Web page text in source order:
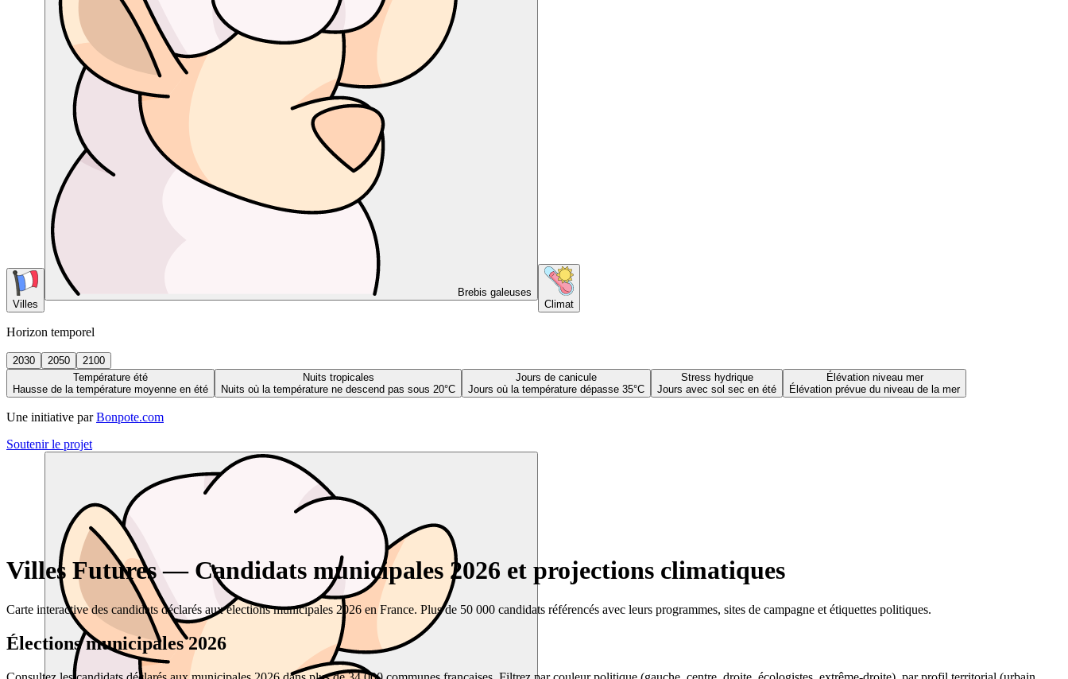
Villes
Brebis galeuses
Climat
Horizon temporel
2030 2050
2100
Température été
Hausse de la température moyenne en été
Nuits tropicales
Nuits où la température ne descend pas sous 20°C
Jours de canicule
Jours où la température dépasse 35°C
Stress hydrique
Jours avec sol sec en été
Élévation niveau mer
Élévation prévue du niveau de la mer
Une initiative par Bonpote.com
Soutenir le projet
Villes Futures — Candidats municipales 2026 et projections climatiques
Carte interactive des candidats déclarés aux élections municipales 2026 en France. Plus de 50 000 candidats référencés avec leurs programmes, sites de campagne et étiquettes politiques.
Élections municipales 2026